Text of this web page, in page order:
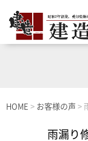
HOME > お客様の声 >
雨漏り